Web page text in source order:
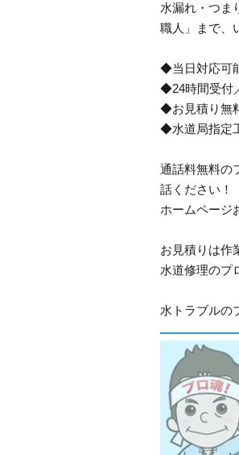
水漏れ・つま
職人」まで、
◆当日対応可
◆24時間受付
◆お見積り無
◆水道局指定
通話料無料の
話ください！
ホームページ
お見積りは作
水道修理のプ
水トラブルの